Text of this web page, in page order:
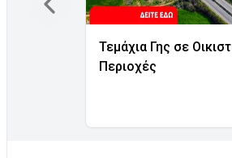
Τεμάχια Γης σε
Περιοχές